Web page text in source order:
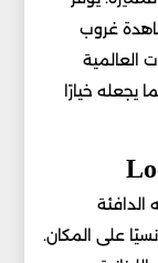
غروب
العالمية
يجعله خيارًا
الدافئة
على المكان.